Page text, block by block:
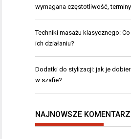
wymagana częstotliwość,
Techniki masażu klasycznego:
ich działaniu?
Dodatki do stylizacji: jak je
w szafie?
NAJNOWSZE